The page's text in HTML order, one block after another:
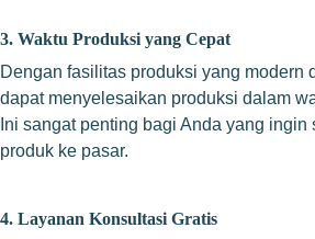
3. Waktu Produksi yang Cepat
Dengan fasilitas produksi yang modern
dapat menyelesaikan produksi dalam
Ini sangat penting bagi Anda yang ingin
produk ke pasar.
4. Layanan Konsultasi Gratis